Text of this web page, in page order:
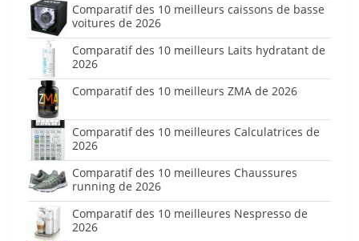
Comparatif des 10 meilleurs caissons de basse
voitures de 2026
Comparatif des 10 meilleurs Laits hydratant de
2026
Comparatif des 10 meilleurs ZMA de 2026
Comparatif des 10 meilleures Calculatrices de
2026
Comparatif des 10 meilleures Chaussures
running de 2026
Comparatif des 10 meilleures Nespresso de
2026